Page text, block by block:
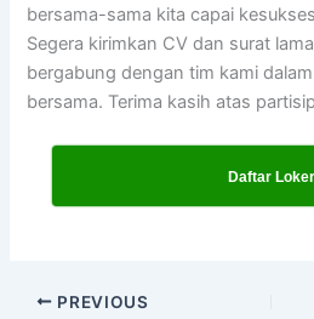
bersama-sama kita capai
Segera kirimkan CV dan surat
bergabung dengan tim kami
bersama. Terima kasih atas
Daftar Loker
PREVIOUS